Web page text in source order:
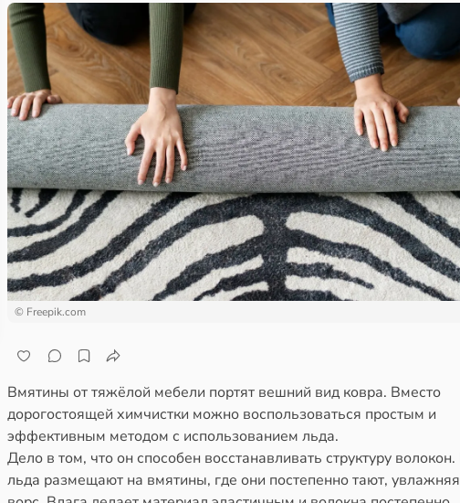
© Freepik.com
Вмятины от тяжёлой мебели портят вешний вид ковра. Вместо
дорогостоящей химчистки можно воспользоваться простым и
эффективным методом с использованием льда.
Дело в том, что он способен восстанавливать структуру волокон.
льда размещают на вмятины, где они постепенно тают,